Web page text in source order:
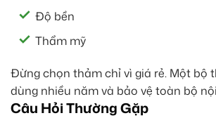
Độ bền
Thẩm mỹ
Đừng chọn thảm chỉ vì giá rẻ. Một bộ
dùng nhiều năm và bảo vệ toàn bộ
Câu Hỏi Thường Gặp